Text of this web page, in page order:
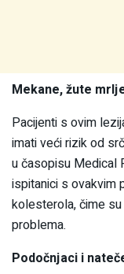
Mekane, žute
Pacijenti s ovim
imati veći rizik od
u časopisu Medical
ispitanici s ovakvim
kolesterola, čime
problema.
Podočnjaci i